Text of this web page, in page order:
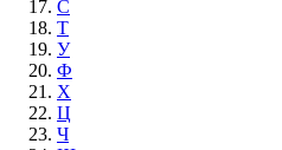
С
Т
У
Ф
Х
Ц
Ч